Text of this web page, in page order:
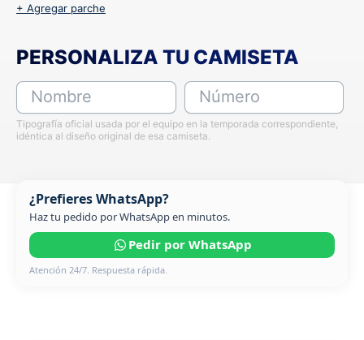
+ Agregar parche
PERSONALIZA TU CAMISETA
Nombre Número
Tipografía oficial usada por el equipo en la temporada correspondiente,
idéntica al diseño original de esa camiseta.
¿Prefieres WhatsApp?
Haz tu pedido por WhatsApp en minutos.
Pedir por WhatsApp
Atención 24/7. Respuesta rápida.